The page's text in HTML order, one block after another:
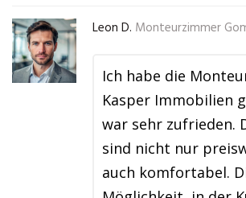
Leon D. Monteurzimmer
Ich habe die
Kasper Immobilien
war sehr zufrieden.
sind nicht nur
auch komfortabel.